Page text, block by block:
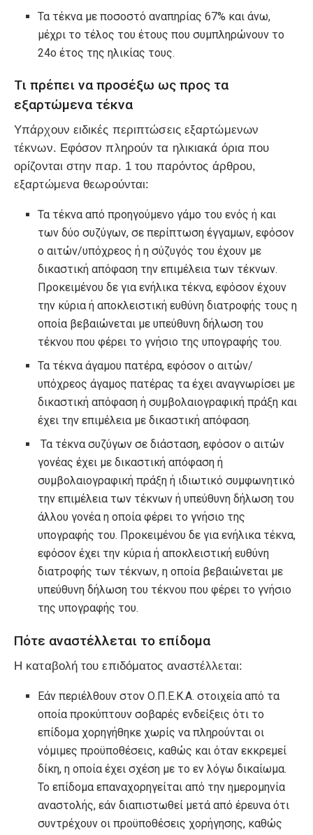
Τα τέκνα με ποσοστό αναπηρίας 67% και άνω,
μέχρι το τέλος του έτους που συμπληρώνουν το
24ο έτος της ηλικίας τους.
Τι πρέπει να προσέξω ως προς τα
εξαρτώμενα τέκνα
Υπάρχουν ειδικές περιπτώσεις εξαρτώμενων
τέκνων. Εφόσον πληρούν τα ηλικιακά όρια που
ορίζονται στην παρ. 1 του παρόντος άρθρου,
εξαρτώμενα θεωρούνται:
Τα τέκνα από προηγούμενο γάμο του ενός ή και
των δύο συζύγων, σε περίπτωση έγγαμων, εφόσον
ο αιτών/υπόχρεος ή η σύζυγός του έχουν με
δικαστική απόφαση την επιμέλεια των τέκνων.
Προκειμένου δε για ενήλικα τέκνα, εφόσον έχουν
την κύρια ή αποκλειστική ευθύνη διατροφής τους η
οποία βεβαιώνεται με υπεύθυνη δήλωση του
τέκνου που φέρει το γνήσιο της υπογραφής του.
Τα τέκνα άγαμου πατέρα, εφόσον ο αιτών/
υπόχρεος άγαμος πατέρας τα έχει αναγνωρίσει με
δικαστική απόφαση ή συμβολαιογραφική πράξη και
έχει την επιμέλεια με δικαστική απόφαση.
Τα τέκνα συζύγων σε διάσταση, εφόσον ο αιτών
γονέας έχει με δικαστική απόφαση ή
συμβολαιογραφική πράξη ή ιδιωτικό συμφωνητικό
την επιμέλεια των τέκνων ή υπεύθυνη δήλωση του
άλλου γονέα η οποία φέρει το γνήσιο της
υπογραφής του. Προκειμένου δε για ενήλικα τέκνα,
εφόσον έχει την κύρια ή αποκλειστική ευθύνη
διατροφής των τέκνων, η οποία βεβαιώνεται με
υπεύθυνη δήλωση του τέκνου που φέρει το γνήσιο
της υπογραφής του.
Πότε αναστέλλεται το επίδομα
Η καταβολή του επιδόματος αναστέλλεται:
Εάν περιέλθουν στον Ο.Π.Ε.Κ.Α. στοιχεία από τα
οποία προκύπτουν σοβαρές ενδείξεις ότι το
επίδομα χορηγήθηκε χωρίς να πληρούνται οι
νόμιμες προϋποθέσεις, καθώς και όταν εκκρεμεί
δίκη, η οποία έχει σχέση με το εν λόγω δικαίωμα.
Το επίδομα επαναχορηγείται από την ημερομηνία
αναστολής, εάν διαπιστωθεί μετά από έρευνα ότι
συντρέχουν οι προϋποθέσεις χορήγησης, καθώς